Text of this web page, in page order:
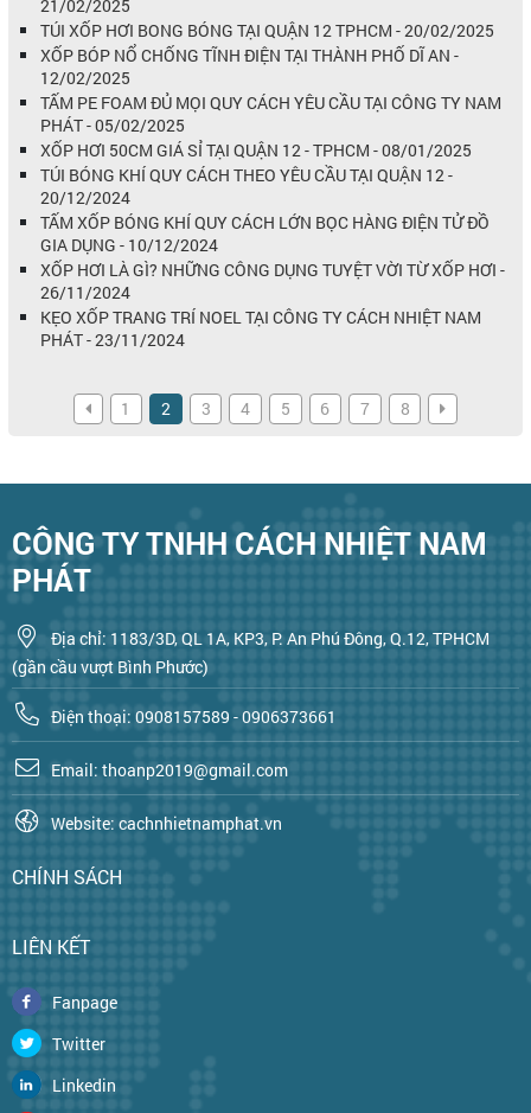
21/02/2025
TÚI XỐP HƠI BONG BÓNG TẠI QUẬN 12 TPHCM - 20/02/2025
XỐP BÓP NỔ CHỐNG TĨNH ĐIỆN TẠI THÀNH PHỐ DĨ AN -
12/02/2025
TẤM PE FOAM ĐỦ MỌI QUY CÁCH YÊU CẦU TẠI CÔNG TY NAM
PHÁT - 05/02/2025
XỐP HƠI 50CM GIÁ SỈ TẠI QUẬN 12 - TPHCM - 08/01/2025
TÚI BÓNG KHÍ QUY CÁCH THEO YÊU CẦU TẠI QUẬN 12 -
20/12/2024
TẤM XỐP BÓNG KHÍ QUY CÁCH LỚN BỌC HÀNG ĐIỆN TỬ ĐỒ
GIA DỤNG - 10/12/2024
XỐP HƠI LÀ GÌ? NHỮNG CÔNG DỤNG TUYỆT VỜI TỪ XỐP HƠI -
26/11/2024
KẸO XỐP TRANG TRÍ NOEL TẠI CÔNG TY CÁCH NHIỆT NAM
PHÁT - 23/11/2024
1 2 3 4 5 6 7 8
CÔNG TY TNHH CÁCH NHIỆT NAM
PHÁT
Địa chỉ: 1183/3D, QL 1A, KP3, P. An Phú Đông, Q.12, TPHCM
(gần cầu vượt Bình Phước)
Điện thoại: 0908157589 - 0906373661
Email: thoanp2019@gmail.com
Website: cachnhietnamphat.vn
CHÍNH SÁCH
LIÊN KẾT
Fanpage
Twitter
Linkedin